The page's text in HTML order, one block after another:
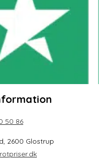
50 86
2600 Glostrup